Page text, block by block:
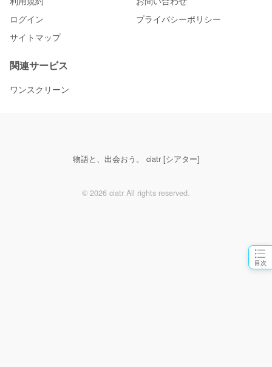
目次
ログイン
プライバシーポリシー
サイトマップ
関連サービス
ワンスクリーン
物語と、出会おう。 ciatr [シアター]
© 2026 ciatr All rights reserved.